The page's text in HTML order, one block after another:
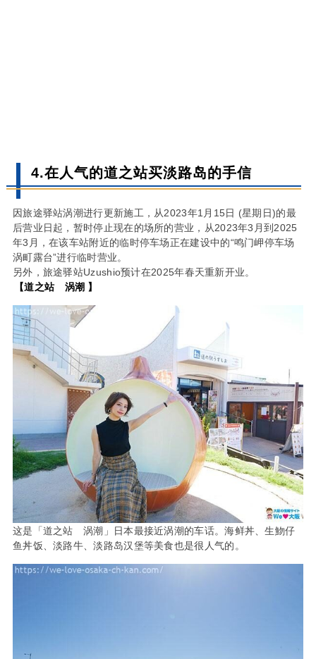
4.在人气的道之站买淡路岛的手信
因旅途驿站涡潮进行更新施工，从2023年1月15日 (星期日)的最
后营业日起，暂时停止现在的场所的营业，从2023年3月到2025
年3月，在该车站附近的临时停车场正在建设中的“鸣门岬停车场
涡町露台”进行临时营业。
另外，旅途驿站Uzushio预计在2025年春天重新开业。
【道之站 涡潮 】
这是「道之站 涡潮」日本最接近涡潮的车话。海鲜丼、生魩仔
鱼丼饭、淡路牛、淡路岛汉堡等美食也是很人气的。